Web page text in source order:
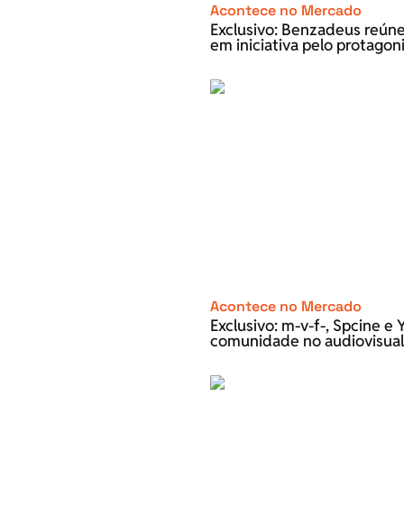
Acontece no Mercado
Exclusivo: Benzadeus
em iniciativa pelo
Acontece no Mercado
Exclusivo: m-v-f-, Spcine e
comunidade no audiovisual